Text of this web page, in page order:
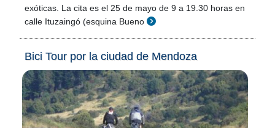
exóticas. La cita es el 25 de mayo de 9 a 19.30 horas en
calle Ituzaingó (esquina Bueno
Bici Tour por la ciudad de Mendoza